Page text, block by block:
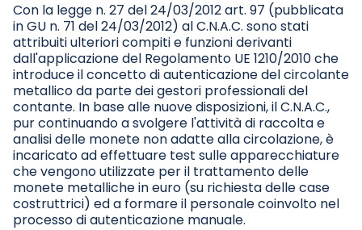
Con la legge n. 27 del 24/03/2012 art. 97 (pubblicata
in GU n. 71 del 24/03/2012) al C.N.A.C. sono stati
attribuiti ulteriori compiti e funzioni derivanti
dall'applicazione del Regolamento UE 1210/2010 che
introduce il concetto di autenticazione del circolante
metallico da parte dei gestori professionali del
contante. In base alle nuove disposizioni, il C.N.A.C.,
pur continuando a svolgere l'attività di raccolta e
analisi delle monete non adatte alla circolazione, è
incaricato ad effettuare test sulle apparecchiature
che vengono utilizzate per il trattamento delle
monete metalliche in euro (su richiesta delle case
costruttrici) ed a formare il personale coinvolto nel
processo di autenticazione manuale.